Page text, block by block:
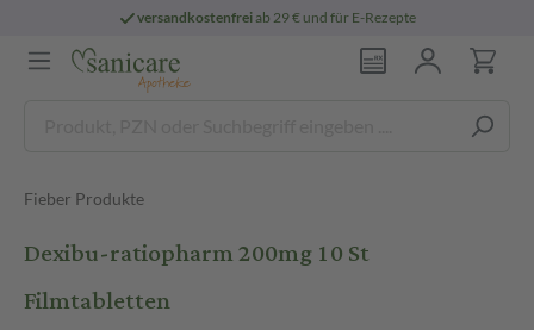
versandkostenfreiab 29 € und für E-Rezepte
Fieber Produkte
Dexibu-ratiopharm 200mg 10 St
Filmtabletten